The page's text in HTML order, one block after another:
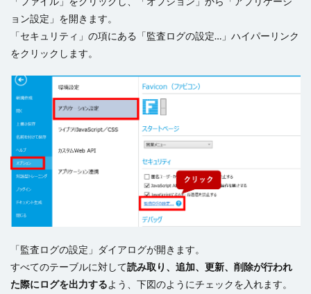
ョン設定」を開きます。
「セキュリティ」の項にある「監査ログの設定…」ハイパーリンク
をクリックします。
「監査ログの設定」ダイアログが開きます。
すべてのテーブルに対して読み取り、追加、更新、削除が行われ
た際にログを出力するよう、下図のようにチェックを入れます。